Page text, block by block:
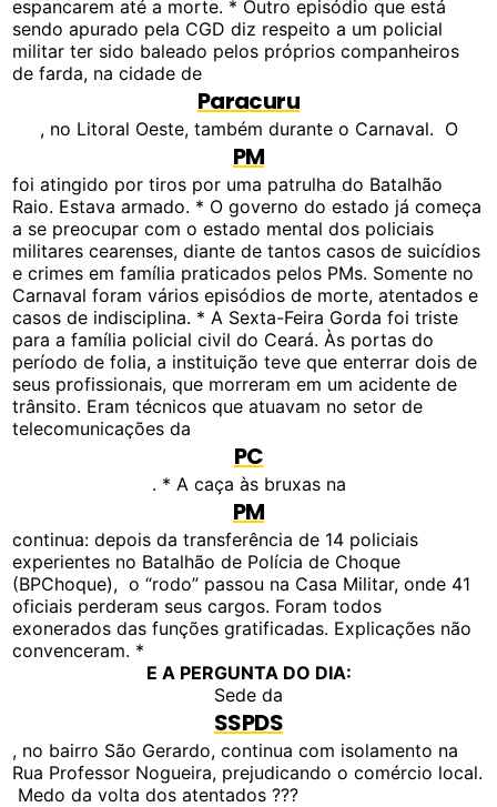
espancarem até a morte. * Outro episódio que está
sendo apurado pela CGD diz respeito a um policial
militar ter sido baleado pelos próprios companheiros
de farda, na cidade de
Paracuru
, no Litoral Oeste, também durante o Carnaval. O
PM
foi atingido por tiros por uma patrulha do Batalhão
Raio. Estava armado. * O governo do estado já começa
a se preocupar com o estado mental dos policiais
militares cearenses, diante de tantos casos de suicídios
e crimes em família praticados pelos PMs. Somente no
Carnaval foram vários episódios de morte, atentados e
casos de indisciplina. * A Sexta-Feira Gorda foi triste
para a família policial civil do Ceará. Às portas do
período de folia, a instituição teve que enterrar dois de
seus profissionais, que morreram em um acidente de
trânsito. Eram técnicos que atuavam no setor de
telecomunicações da
PC
. * A caça às bruxas na
PM
continua: depois da transferência de 14 policiais
experientes no Batalhão de Polícia de Choque
(BPChoque), o “rodo” passou na Casa Militar, onde 41
oficiais perderam seus cargos. Foram todos
exonerados das funções gratificadas. Explicações não
convenceram. *
E A PERGUNTA DO DIA:
Sede da
SSPDS
, no bairro São Gerardo, continua com isolamento na
Rua Professor Nogueira, prejudicando o comércio local.
Medo da volta dos atentados ???